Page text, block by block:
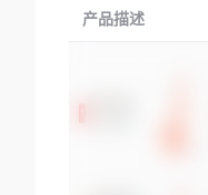
产品描述